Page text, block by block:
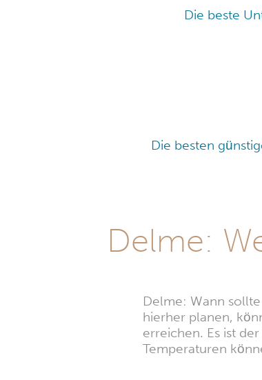
Die beste
Die besten
Delme:
Delme: Wann
hierher planen,
erreichen. Es ist
Temperaturen